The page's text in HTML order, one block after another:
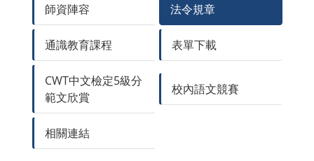
師資陣容 法令規章
通識教育課程 表單下載
CWT中文檢定5級分
範文欣賞
校內語文競賽
相關連結